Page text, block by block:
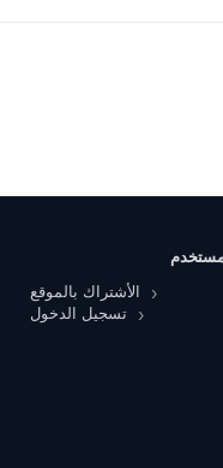
الأشتراك بالموقع
تسجيل الدخول